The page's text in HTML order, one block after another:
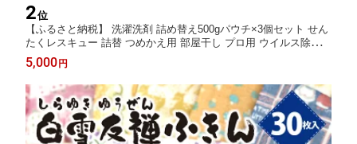
2位
【ふるさと納税】 洗濯洗剤 詰め替え500gパウチ×3個セット せん
たくレスキュー 詰替 つめかえ用 部屋干し プロ用 ウイルス除去
洗剤 洗濯 選択用洗剤 無香料 液体 抗菌 衣類用 返礼品 支援品 日
用品 自宅用 ギフト お歳暮 御中元 汚れ落ち 消臭 除菌 奈良市 奈
良県 J-101
5,000円